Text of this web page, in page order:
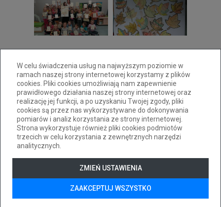
W celu świadczenia usług na najwyższym poziomie w
ramach naszej strony internetowej korzystamy z plików
cookies. Pliki cookies umożliwiają nam zapewnienie
prawidłowego działania naszej strony internetowej oraz
realizację jej funkcji, a po uzyskaniu Twojej zgody, pliki
cookies są przez nas wykorzystywane do dokonywania
pomiarów i analiz korzystania ze strony internetowej.
Strona wykorzystuje również pliki cookies podmiotów
trzecich w celu korzystania z zewnętrznych narzędzi
analitycznych.
ZMIEŃ USTAWIENIA
ZAAKCEPTUJ WSZYSTKO
33 814 00 20
pm31@cuw.bielsko-biala.pl
ul. Pocztowa 24a 43-300 Bielsko-Biała
Deklaracja dostępności